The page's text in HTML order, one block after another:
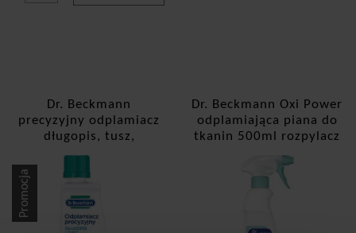
Dr. Beckmann
precyzyjny odplamiacz
długopis, tusz,
flamaster 50ml
Promocja
Dr. Beckmann Oxi Power
odplamiająca piana do
tkanin 500ml rozpylacz